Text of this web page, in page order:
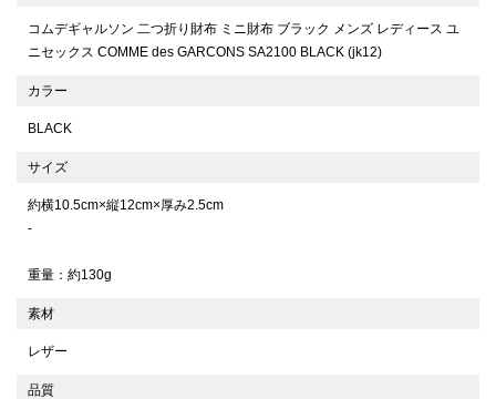
コムデギャルソン 二つ折り財布 ミニ財布 ブラック メンズ レディース ユ
ニセックス COMME des GARCONS SA2100 BLACK (jk12)
カラー
BLACK
サイズ
約横10.5cm×縦12cm×厚み2.5cm
-
重量：約130g
素材
レザー
品質